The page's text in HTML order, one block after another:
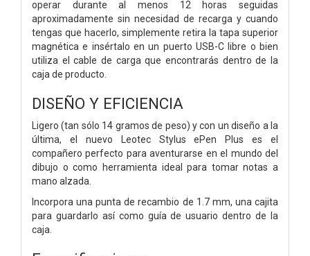
operar durante al menos 12 horas seguidas
aproximadamente sin necesidad de recarga y cuando
tengas que hacerlo, simplemente retira la tapa superior
magnética e insértalo en un puerto USB-C libre o bien
utiliza el cable de carga que encontrarás dentro de la
caja de producto.
DISEÑO Y EFICIENCIA
Ligero (tan sólo 14 gramos de peso) y con un diseño a la
última, el nuevo Leotec Stylus ePen Plus es el
compañero perfecto para aventurarse en el mundo del
dibujo o como herramienta ideal para tomar notas a
mano alzada.
Incorpora una punta de recambio de 1.7 mm, una cajita
para guardarlo así como guía de usuario dentro de la
caja.